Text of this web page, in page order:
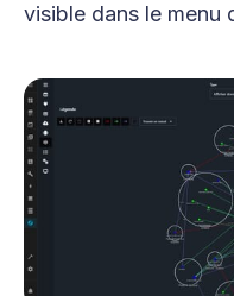
visible dans le menu